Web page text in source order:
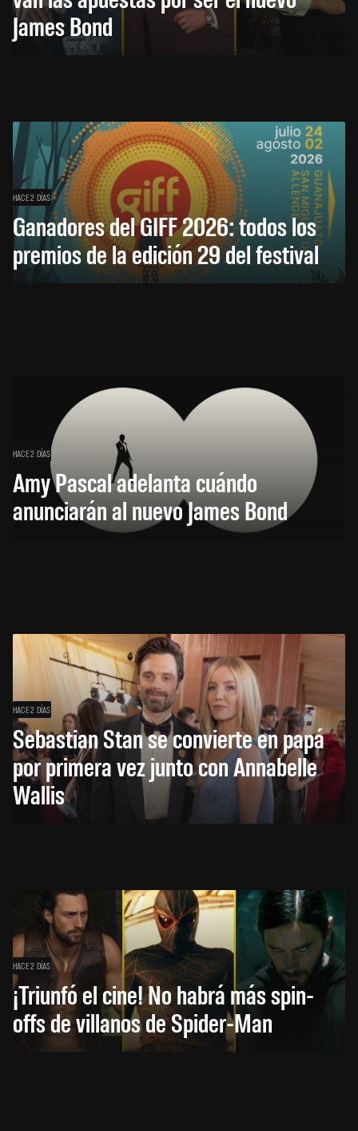
James Bond
HACE 2 DÍAS
Ganadores del GIFF 2026: todos los
premios de la edición 29 del festival
HACE 2 DÍAS
Amy Pascal adelanta cuándo
anunciarán al nuevo James Bond
HACE 2 DÍAS
Sebastian Stan se convierte en papá
por primera vez junto con Annabelle
Wallis
HACE 2 DÍAS
¡Triunfó el cine! No habrá más spin-
offs de villanos de Spider-Man